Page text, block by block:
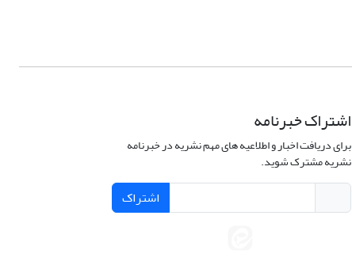
اشتراک خبرنامه
برای دریافت اخبار و اطلاعیه های مهم نشریه در خبرنامه
نشریه مشترک شوید.
اشتراک